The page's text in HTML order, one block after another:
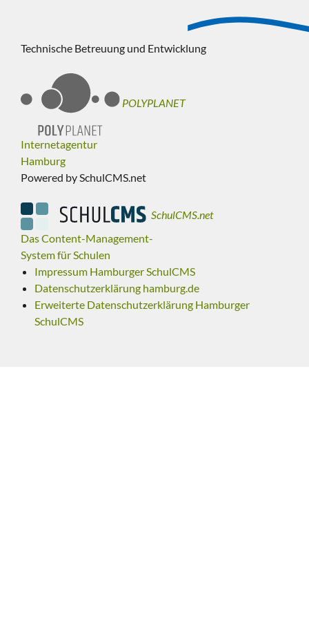
Technische Betreuung und Entwicklung
POLYPLANET
Internetagentur
Hamburg
Powered by SchulCMS.net
SchulCMS.net
Das Content-Management-
System für Schulen
Impressum Hamburger SchulCMS
Datenschutzerklärung hamburg.de
Erweiterte Datenschutzerklärung Hamburger
SchulCMS